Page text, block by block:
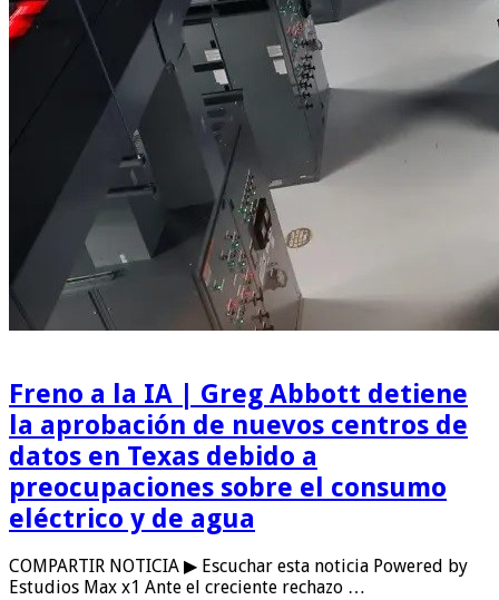
Freno a la IA | Greg Abbott detiene
la aprobación de nuevos centros de
datos en Texas debido a
preocupaciones sobre el consumo
eléctrico y de agua
COMPARTIR NOTICIA ▶ Escuchar esta noticia Powered by
Estudios Max x1 Ante el creciente rechazo …